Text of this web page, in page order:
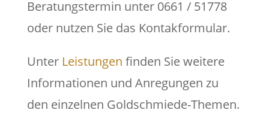
Beratungstermin unter 0661 / 51778
oder nutzen Sie das Kontakformular.
Unter Leistungen finden Sie weitere
Informationen und Anregungen zu
den einzelnen Goldschmiede-Themen.